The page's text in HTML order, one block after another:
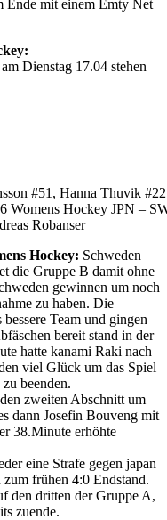
Ende mit einem Emty Net
Dienstag 17.04 stehen
#51, Hanna Thuvik
Womens Hockey JPN –
Robanser
Hockey: Schweden
die Gruppe B damit ohne
gewinnen um noch
zu haben. Die
Team und gingen
bereit stand in der
hatte kanami Raki nach
viel Glück um das Spiel
beenden.
zweiten Abschnitt um
dann Josefin Bouveng mit
38.Minute erhöhte
eine Strafe gegen japan
frühen 4:0 Endstand.
den dritten der Gruppe A,
zuende.